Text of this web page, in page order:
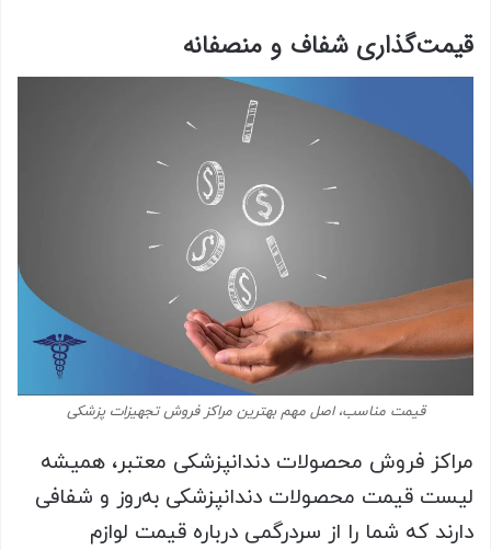
قیمت‌گذاری شفاف و منصفانه
قیمت مناسب، اصل مهم بهترین مراکز فروش تجهیزات پزشکی
مراکز فروش محصولات دندانپزشکی معتبر، همیشه
لیست قیمت محصولات دندانپزشکی به‌روز و شفافی
دارند که شما را از سردرگمی درباره قیمت لوازم